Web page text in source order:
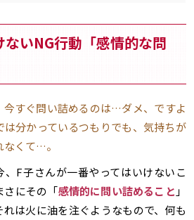
いNG行動「感情的な問
今すぐ問い詰めるのは…ダメ、ですよ
は分かっているつもりでも、気持ちが
なくて…。
、F子さんが一番やってはいけないこ
さにその「感情的に問い詰めること 」
れは火に油を注ぐようなもので、何も